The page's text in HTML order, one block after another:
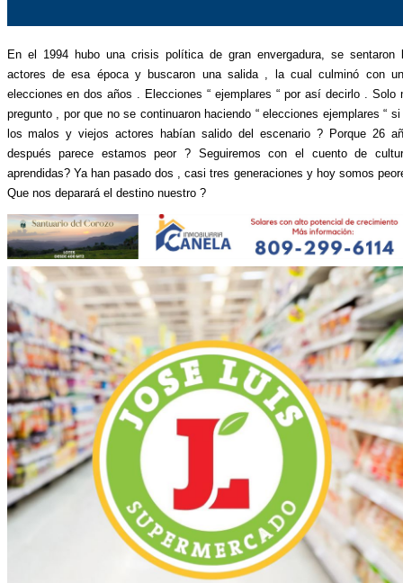
En el 1994 hubo una crisis política de gran envergadura, se sentaron
actores de esa época y buscaron una salida , la cual culminó con
elecciones en dos años . Elecciones “ ejemplares “ por así decirlo . Solo
pregunto , por que no se continuaron haciendo “ elecciones ejemplares “
los malos y viejos actores habían salido del escenario ? Porque 26
después parece estamos peor ? Seguiremos con el cuento de
aprendidas? Ya han pasado dos , casi tres generaciones y hoy somos
Que nos deparará el destino nuestro ?